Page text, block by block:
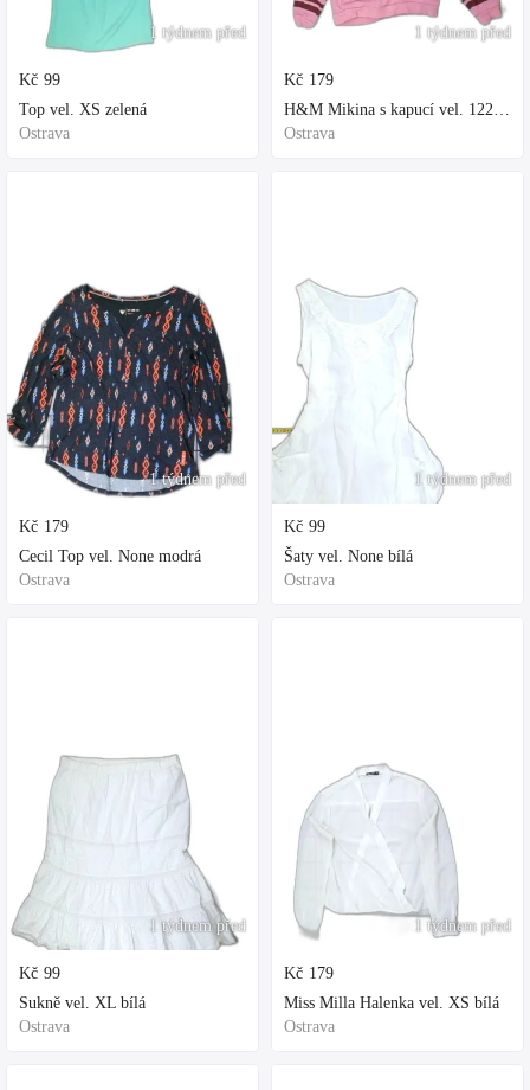
1 týdnem před
Kč 99
Top vel. XS zelená
Ostrava
1 týdnem před
Kč 179
Cecil Top vel. None modrá
Ostrava
1 týdnem před
Kč 99
Sukně vel. XL bílá
Ostrava
1 týdnem před
Kč 179
H&M Mikina s kapucí vel. 122 fialová
Ostrava
1 týdnem před
Kč 99
Šaty vel. None bílá
Ostrava
1 týdnem před
Kč 179
Miss Milla Halenka vel. XS bílá
Ostrava